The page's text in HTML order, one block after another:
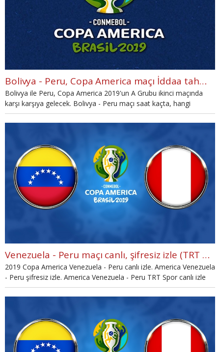
Bolivya - Peru, Copa America maçı İddaa tahmini
Bolivya ile Peru, Copa America 2019'un A Grubu ikinci maçında
karşı karşıya gelecek. Bolivya - Peru maçı saat kaçta, hangi
kanalda? Bolivya - Peru maçının çarpıcı istatistiklerini sizler için
derledik. Bolivya - Perui maçının İddaa oranları ve İddaa tahmini
Venezuela - Peru maçı canlı, şifresiz izle (TRT Spor Copa America izle)
2019 Copa America Venezuela - Peru canlı izle. America Venezuela
- Peru şifresiz izle. America Venezuela - Peru TRT Spor canlı izle
seçenekleri haberimizde.